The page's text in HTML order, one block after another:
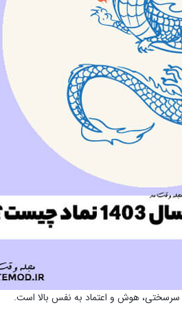
سرسختی، هوش و اعتماد به نفس بالا است.